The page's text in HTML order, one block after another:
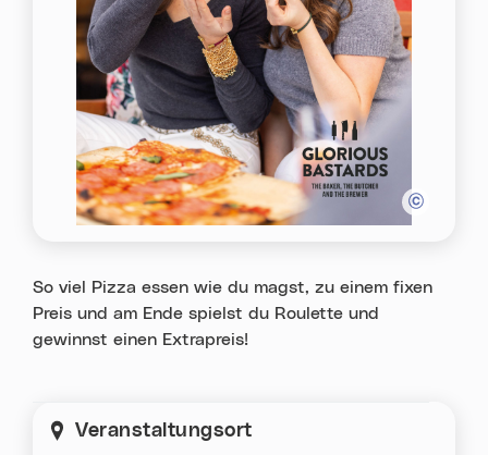
So viel Pizza essen wie du magst, zu einem fixen
Preis und am Ende spielst du Roulette und
gewinnst einen Extrapreis!
Veranstaltungsort